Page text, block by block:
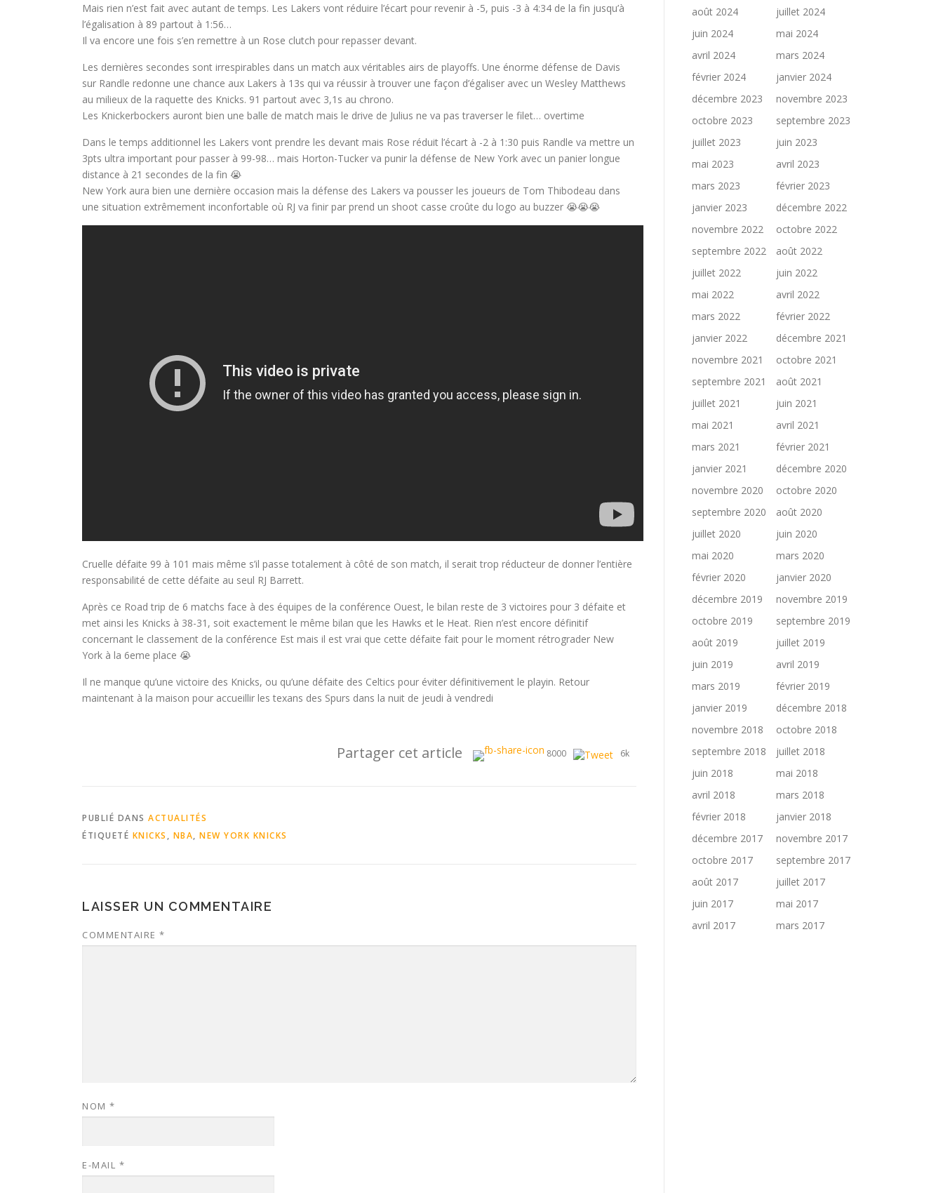
Mais rien n’est fait avec autant de temps. Les Lakers vont réduire l’écart pour revenir à -5, puis -3 à 4:34 de la fin jusqu’à
l’égalisation à 89 partout à 1:56…
Il va encore une fois s’en remettre à un Rose clutch pour repasser devant.
Les dernières secondes sont irrespirables dans un match aux véritables airs de playoffs. Une énorme défense de Davis
sur Randle redonne une chance aux Lakers à 13s qui va réussir à trouver une façon d’égaliser avec un Wesley Matthews
au milieux de la raquette des Knicks. 91 partout avec 3,1s au chrono.
Les Knickerbockers auront bien une balle de match mais le drive de Julius ne va pas traverser le filet… overtime
Dans le temps additionnel les Lakers vont prendre les devant mais Rose réduit l’écart à -2 à 1:30 puis Randle va mettre un
3pts ultra important pour passer à 99-98… mais Horton-Tucker va punir la défense de New York avec un panier longue
distance à 21 secondes de la fin 😭
New York aura bien une dernière occasion mais la défense des Lakers va pousser les joueurs de Tom Thibodeau dans
une situation extrêmement inconfortable où RJ va finir par prend un shoot casse croûte du logo au buzzer 😭😭😭
Cruelle défaite 99 à 101 mais même s’il passe totalement à côté de son match, il serait trop réducteur de donner l’entière
responsabilité de cette défaite au seul RJ Barrett.
Après ce Road trip de 6 matchs face à des équipes de la conférence Ouest, le bilan reste de 3 victoires pour 3 défaite et
met ainsi les Knicks à 38-31, soit exactement le même bilan que les Hawks et le Heat. Rien n’est encore définitif
concernant le classement de la conférence Est mais il est vrai que cette défaite fait pour le moment rétrograder New
York à la 6eme place 😭
Il ne manque qu’une victoire des Knicks, ou qu’une défaite des Celtics pour éviter définitivement le playin. Retour
maintenant à la maison pour accueillir les texans des Spurs dans la nuit de jeudi à vendredi
Partager cet article 8000 6k
PUBLIÉ DANS ACTUALITÉS
ÉTIQUETÉ KNICKS , NBA, NEW YORK KNICKS
LAISSER UN COMMENTAIRE
COMMENTAIRE *
NOM *
E-MAIL *
août 2024
juillet 2024
juin 2024
mai 2024
avril 2024
mars 2024
février 2024
janvier 2024
décembre 2023
novembre 2023
octobre 2023
septembre 2023
juillet 2023
juin 2023
mai 2023
avril 2023
mars 2023
février 2023
janvier 2023
décembre 2022
novembre 2022
octobre 2022
septembre 2022
août 2022
juillet 2022
juin 2022
mai 2022
avril 2022
mars 2022
février 2022
janvier 2022
décembre 2021
novembre 2021
octobre 2021
septembre 2021
août 2021
juillet 2021
juin 2021
mai 2021
avril 2021
mars 2021
février 2021
janvier 2021
décembre 2020
novembre 2020
octobre 2020
septembre 2020
août 2020
juillet 2020
juin 2020
mai 2020
mars 2020
février 2020
janvier 2020
décembre 2019
novembre 2019
octobre 2019
septembre 2019
août 2019
juillet 2019
juin 2019
avril 2019
mars 2019
février 2019
janvier 2019
décembre 2018
novembre 2018
octobre 2018
septembre 2018
juillet 2018
juin 2018
mai 2018
avril 2018
mars 2018
février 2018
janvier 2018
décembre 2017
novembre 2017
octobre 2017
septembre 2017
août 2017
juillet 2017
juin 2017
mai 2017
avril 2017
mars 2017